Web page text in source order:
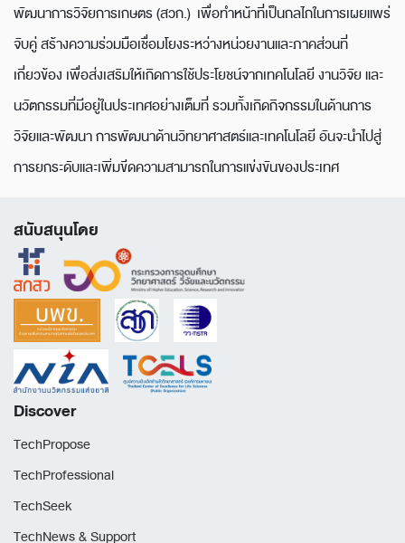
พัฒนาการวิจัยการเกษตร (สวก.) เพื่อทำหน้าที่เป็นกลไกในการเผยแพร่
จับคู่ สร้างความร่วมมือเชื่อมโยงระหว่างหน่วยงานและภาคส่วนที่
เกี่ยวข้อง เพื่อส่งเสริมให้เกิดการใช้ประโยชน์จากเทคโนโลยี งานวิจัย และ
นวัตกรรมที่มีอยู่ในประเทศอย่างเต็มที่ รวมทั้งเกิดกิจกรรมในด้านการ
วิจัยและพัฒนา การพัฒนาด้านวิทยาศาสตร์และเทคโนโลยี อันจะนำไปสู่
การยกระดับและเพิ่มขีดความสามารถในการแข่งขันของประเทศ
สนับสนุนโดย
Discover
TechPropose
TechProfessional
TechSeek
TechNews & Support